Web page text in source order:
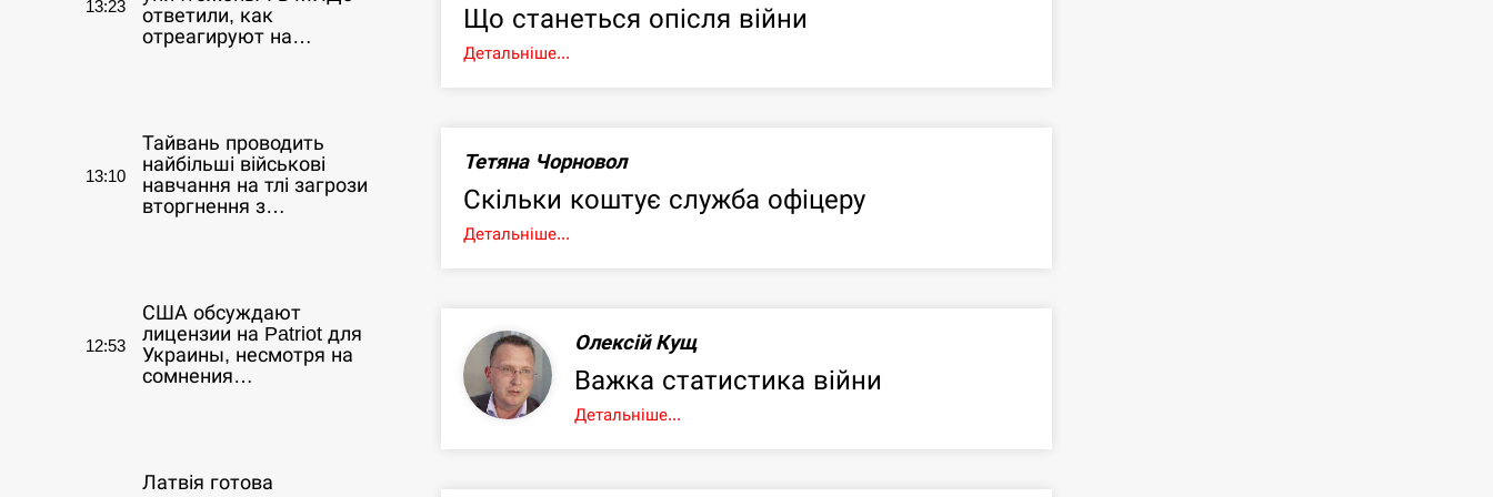
13:23
ответили, как
отреагируют на…
13:10
Тайвань проводить
найбільші військові
навчання на тлі загрози
вторгнення з…
12:53
США обсуждают
лицензии на Patriot для
Украины, несмотря на
сомнения…
Латвія готова
Що станеться опісля війни
Детальніше...
Тетяна Чорновол
Скільки коштує служба офіцеру
Детальніше...
Олексій Кущ
Важка статистика війни
Детальніше...